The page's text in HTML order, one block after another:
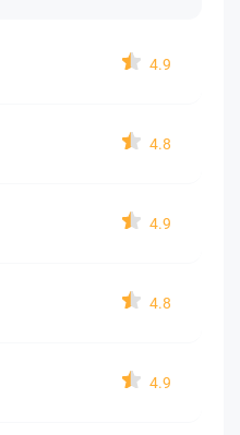
4.9
4.8
4.9
4.8
4.9